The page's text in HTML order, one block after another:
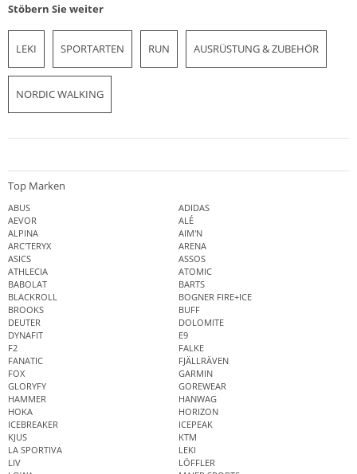
Stöbern Sie weiter
LEKI SPORTARTEN RUN AUSRÜSTUNG & ZUBEHÖR
NORDIC WALKING
Top Marken
ABUS
ADIDAS
AEVOR
ALÉ
ALPINA
AIM'N
ARC'TERYX
ARENA
ASICS
ASSOS
ATHLECIA
ATOMIC
BABOLAT
BARTS
BLACKROLL
BOGNER FIRE+ICE
BROOKS
BUFF
DEUTER
DOLOMITE
DYNAFIT
E9
F2
FALKE
FANATIC
FJÄLLRÄVEN
FOX
GARMIN
GLORYFY
GOREWEAR
HAMMER
HANWAG
HOKA
HORIZON
ICEBREAKER
ICEPEAK
KJUS
KTM
LA SPORTIVA
LEKI
LIV
LÖFFLER